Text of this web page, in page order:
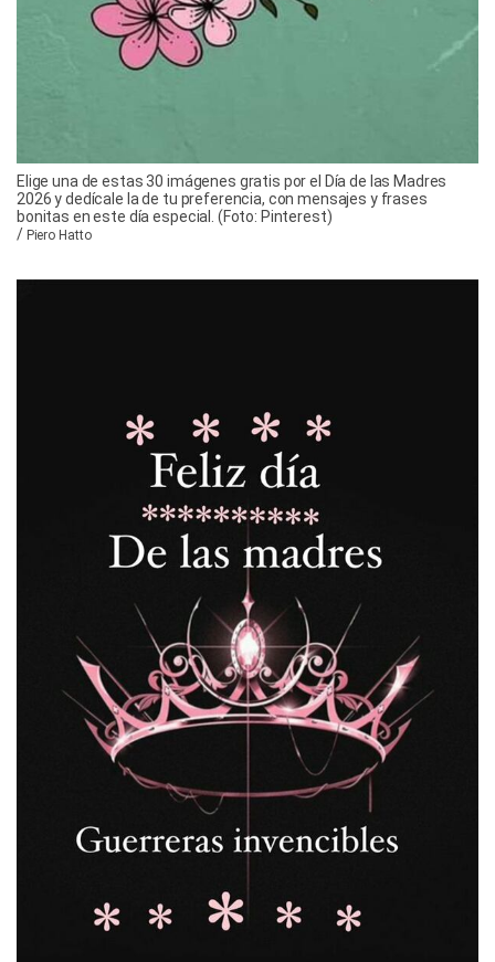
Elige una de estas 30 imágenes gratis por el Día de las Madres
2026 y dedícale la de tu preferencia, con mensajes y frases
bonitas en este día especial. (Foto: Pinterest)
/ Piero Hatto